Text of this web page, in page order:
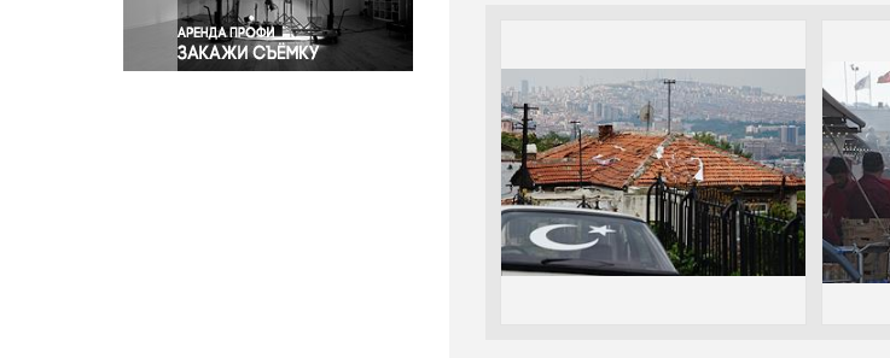
Экономика и бизнес